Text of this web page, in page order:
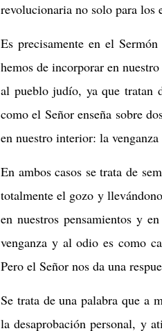
revolucionaria no solo para los
Es precisamente en el
hemos de incorporar en
al pueblo judío, ya que tratan
como el Señor enseña sobre
en nuestro interior: la
En ambos casos se trata de
totalmente el gozo y
en nuestros pensamientos y
venganza y al odio es como
Pero el Señor nos da una
Se trata de una palabra que a
la desaprobación personal, y